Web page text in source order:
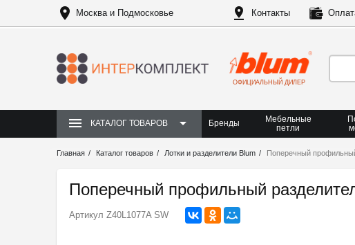
Москва и Подмосковье Контакты
ОФИЦИАЛЬНЫЙ ДИЛЕР
КАТАЛОГ ТОВАРОВ Бренды
Мебельные
петли
Главная Каталог товаров Лотки и разделители Blum Поперечный
Поперечный профильный
Артикул Z40L1077A SW